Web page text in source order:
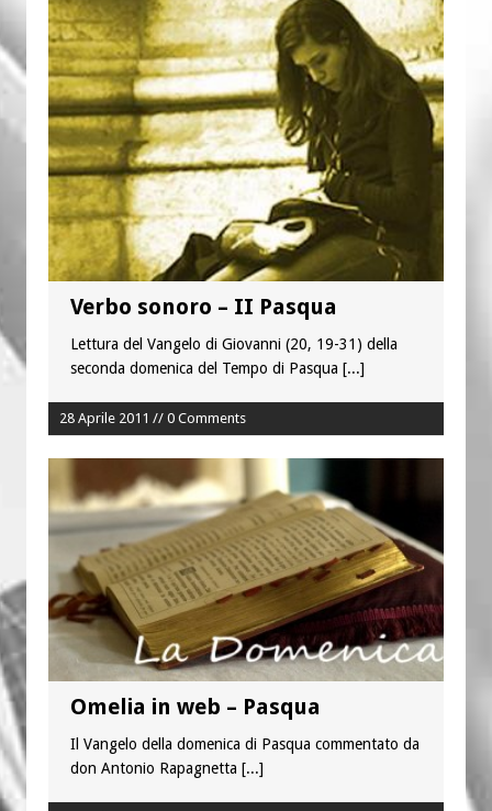
Verbo sonoro – II Pasqua
Lettura del Vangelo di Giovanni (20, 19-31) della
seconda domenica del Tempo di Pasqua [...]
28 Aprile 2011 // 0 Comments
Omelia in web – Pasqua
Il Vangelo della domenica di Pasqua commentato da
don Antonio Rapagnetta [...]